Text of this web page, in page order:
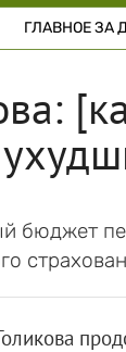
ГЛАВНОЕ ЗА
бюджет